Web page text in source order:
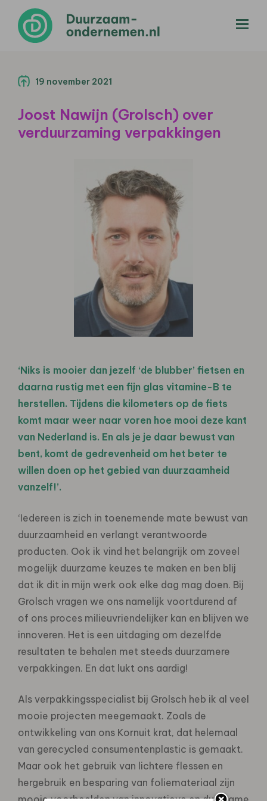
19 november 2021
Joost Nawijn (Grolsch) over
verduurzaming verpakkingen
‘Niks is mooier dan jezelf ‘de blubber’ fietsen en
daarna rustig met een fijn glas vitamine-B te
herstellen. Tijdens die kilometers op de fiets
komt maar weer naar voren hoe mooi deze kant
van Nederland is. En als je je daar bewust van
bent, komt de gedrevenheid om het beter te
willen doen op het gebied van duurzaamheid
vanzelf!’.
‘Iedereen is zich in toenemende mate bewust van
duurzaamheid en verlangt verantwoorde
producten. Ook ik vind het belangrijk om zoveel
mogelijk duurzame keuzes te maken en ben blij
dat ik dit in mijn werk ook elke dag mag doen. Bij
Grolsch vragen we ons namelijk voortdurend af
of ons proces milieuvriendelijker kan en blijven we
innoveren. Het is een uitdaging om dezelfde
resultaten te behalen met steeds duurzamere
verpakkingen. En dat lukt ons aardig!
Als verpakkingsspecialist bij Grolsch heb ik al veel
mooie projecten meegemaakt. Zoals de
ontwikkeling van ons Kornuit krat, dat helemaal
van gerecycled consumentenplastic is gemaakt.
Maar ook het gebruik van lichtere flessen en
hergebruik en besparing van foliemateriaal zijn